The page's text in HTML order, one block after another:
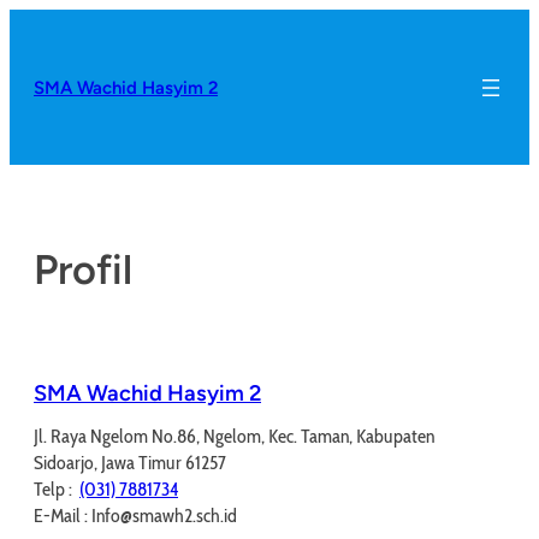
SMA Wachid Hasyim 2
Profil
SMA Wachid Hasyim 2
Jl. Raya Ngelom No.86, Ngelom, Kec. Taman, Kabupaten
Sidoarjo, Jawa Timur 61257
Telp : (031) 7881734
E-Mail : Info@smawh2.sch.id